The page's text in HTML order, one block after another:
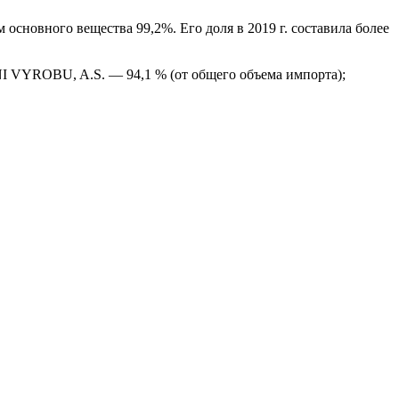
вещества 99,2%. Его доля в 2019 г. составила более
VYROBU, A.S. — 94,1 % (от общего объема импорта);